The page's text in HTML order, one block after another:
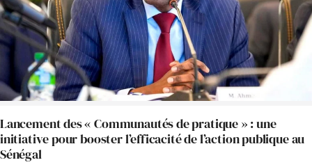
Lancement des « Communautés de pratique » : une
initiative pour booster l’efficacité de l’action publique au
Sénégal